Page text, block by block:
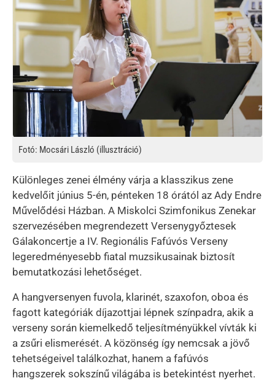
Fotó: Mocsári László (illusztráció)
Különleges zenei élmény várja a klasszikus zene
kedvelőit június 5-én, pénteken 18 órától az Ady Endre
Művelődési Házban. A Miskolci Szimfonikus Zenekar
szervezésében megrendezett Versenygyőztesek
Gálakoncertje a IV. Regionális Fafúvós Verseny
legeredményesebb fiatal muzsikusainak biztosít
bemutatkozási lehetőséget.
A hangversenyen fuvola, klarinét, szaxofon, oboa és
fagott kategóriák díjazottjai lépnek színpadra, akik a
verseny során kiemelkedő teljesítményükkel vívták ki
a zsűri elismerését. A közönség így nemcsak a jövő
tehetségeivel találkozhat, hanem a fafúvós
hangszerek sokszínű világába is betekintést nyerhet.